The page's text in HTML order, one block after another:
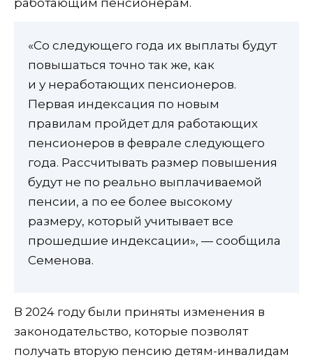
работающим пенсионерам.
«Со следующего года их выплаты будут
повышаться точно так же, как
и у неработающих пенсионеров.
Первая индексация по новым
правилам пройдет для работающих
пенсионеров в феврале следующего
года. Рассчитывать размер повышения
будут не по реально выплачиваемой
пенсии, а по ее более высокому
размеру, который учитывает все
прошедшие индексации», — сообщила
Семенова.
В 2024 году были приняты изменения в
законодательство, которые позволят
получать вторую пенсию детям-инвалидам